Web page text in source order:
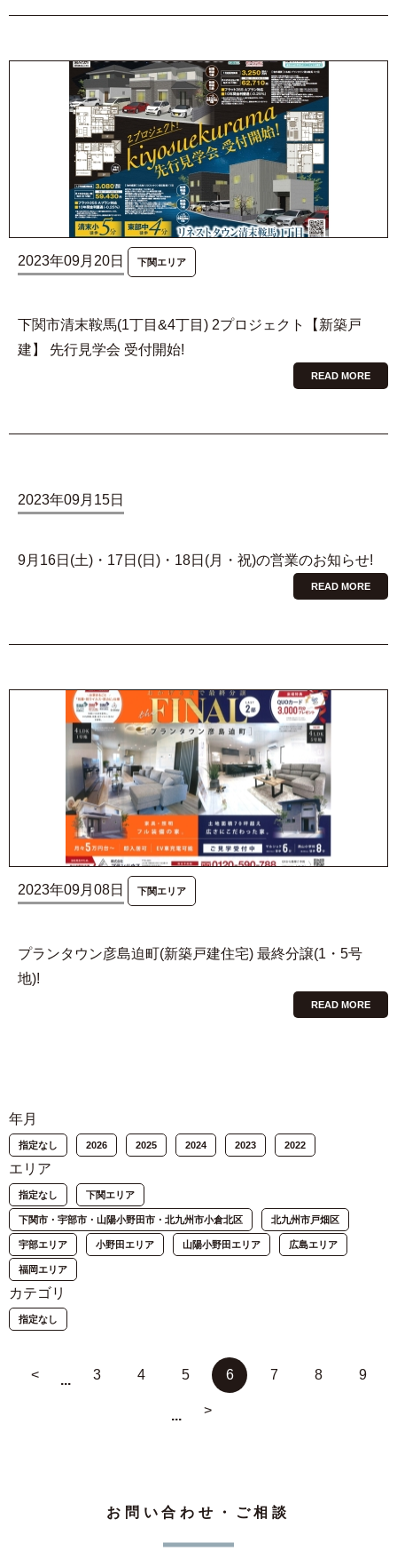
2023年09月20日 下関エリア
下関市清末鞍馬(1丁目&4丁目) 2プロジェクト【新築戸
建】 先行見学会 受付開始!
READ MORE
2023年09月15日
9月16日(土)・17日(日)・18日(月・祝)の営業のお知らせ!
READ MORE
2023年09月08日 下関エリア
プランタウン彦島迫町(新築戸建住宅) 最終分譲(1・5号
地)!
READ MORE
年月
指定なし 2026 2025 2024 2023 2022
エリア
指定なし 下関エリア
下関市・宇部市・山陽小野田市・北九州市小倉北区 北九州市戸畑区
宇部エリア 小野田エリア 山陽小野田エリア 広島エリア
福岡エリア
カテゴリ
指定なし
< ... 3 4 5 6 7 8 9
... >
お問い合わせ・ご相談